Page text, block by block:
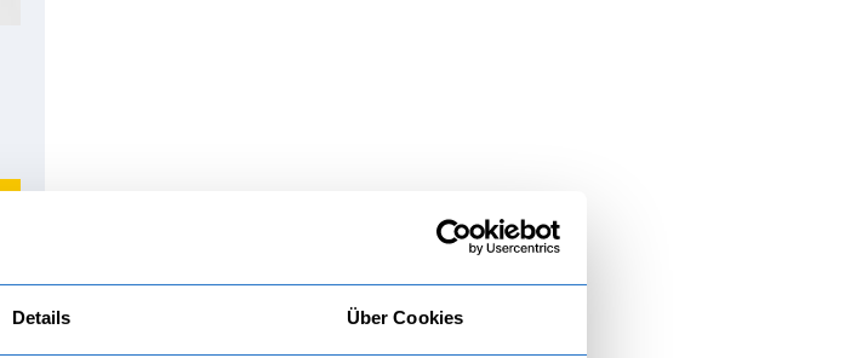
Details Über Cookies